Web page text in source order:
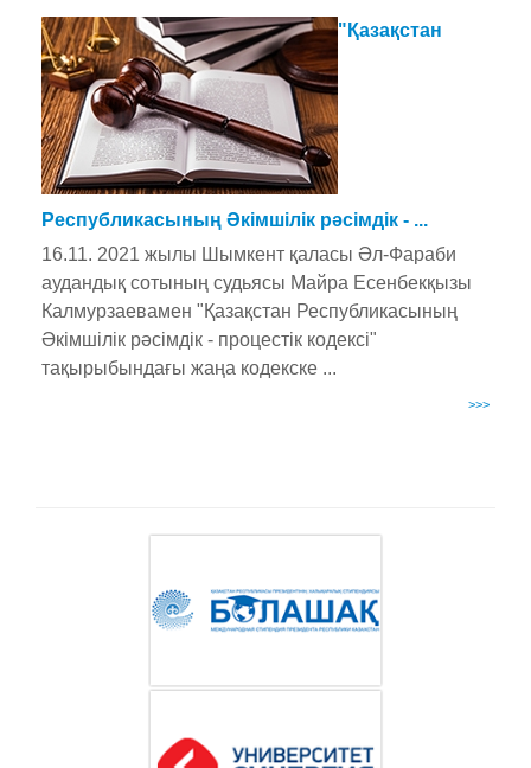
"Қазақстан
Республикасының Әкімшілік рәсімдік - ...
16.11. 2021 жылы Шымкент қаласы Әл-Фараби
аудандық сотының судьясы Майра Есенбекқызы
Калмурзаевамен "Қазақстан Республикасының
Әкімшілік рәсімдік - процестік кодексі"
тақырыбындағы жаңа кодекске ...
>>>